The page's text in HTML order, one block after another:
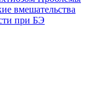
вмешательства
при БЭ